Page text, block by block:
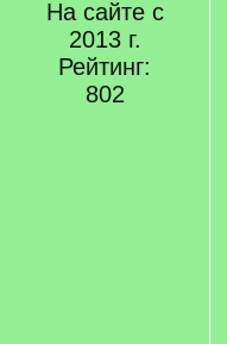
На сайте с
2013 г.
Рейтинг:
802